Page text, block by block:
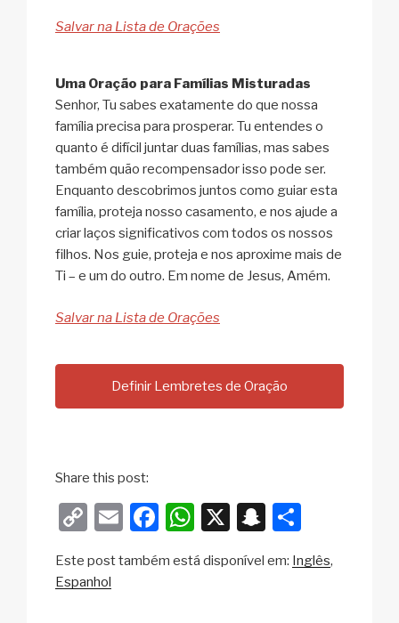
Salvar na Lista de Orações
Uma Oração para Famílias Misturadas
Senhor, Tu sabes exatamente do que nossa
família precisa para prosperar. Tu entendes o
quanto é difícil juntar duas famílias, mas sabes
também quão recompensador isso pode ser.
Enquanto descobrimos juntos como guiar esta
família, proteja nosso casamento, e nos ajude a
criar laços significativos com todos os nossos
filhos. Nos guie, proteja e nos aproxime mais de
Ti – e um do outro. Em nome de Jesus, Amém.
Salvar na Lista de Orações
Definir Lembretes de Oração
Share this post:
C
p
E
ail
F
c
W
at
X
S
a ar
Este post também está disponível em: Inglês
Espanhol